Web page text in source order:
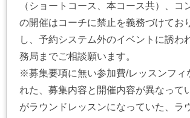
（ショートコース、本コース共）、コ
の開催はコーチに禁止を義務づけてお
し、予約システム外のイベントに誘わ
務局までご相談願います。
※募集要項に無い参加費/レッスンフィ
れた、募集内容と開催内容が異なって
がラウンドレッスンになっていた、ラ